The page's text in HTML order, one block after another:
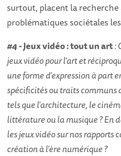
surtout, placent la
problématiques sociétales
#4 -Jeux vidéo : tout un art:
jeux vidéo pour l’art et
une forme d’expression à part
spécificités ou traits communs
tels que l’architecture, le
littérature ou la musique ? En
les jeux vidéo sur nos rapports
création à l’ère numérique ?